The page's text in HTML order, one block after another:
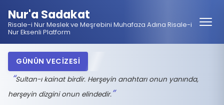
Nur'a Sadakat
Risale-i Nur Meslek ve Meşrebini Muhafaza Adına Risale-i
Nur Eksenli Platform
GÜNÜN VECİZESİ
Sultan-ı kainat birdir. Herşeyin anahtarı onun yanında,
herşeyin dizgini onun elindedir.